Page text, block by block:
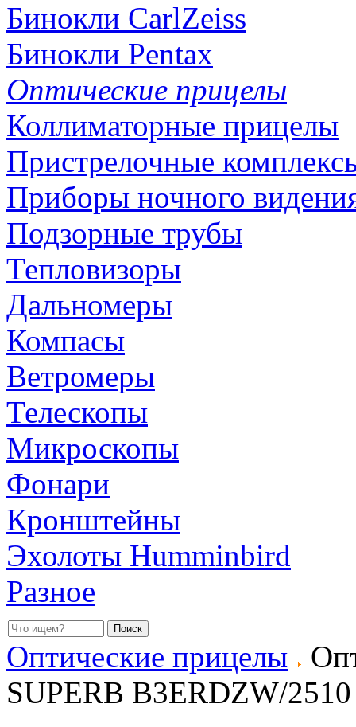
Бинокли CarlZeiss
Бинокли Pentax
Оптические прицелы
Коллиматорные прицелы
Пристрелочные
Приборы ночного
Подзорные трубы
Тепловизоры
Дальномеры
Компасы
Ветромеры
Телескопы
Микроскопы
Фонари
Кронштейны
Эхолоты Humminbird
Разное
Оптические прицелы
SUPERB B3ERDZW/